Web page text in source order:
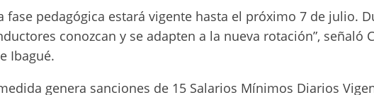
fase pedagógica estará vigente hasta el próximo 7 de julio.
conozcan y se adapten a la nueva rotación”, señaló
Ibagué.
genera sanciones de 15 Salarios Mínimos Diarios